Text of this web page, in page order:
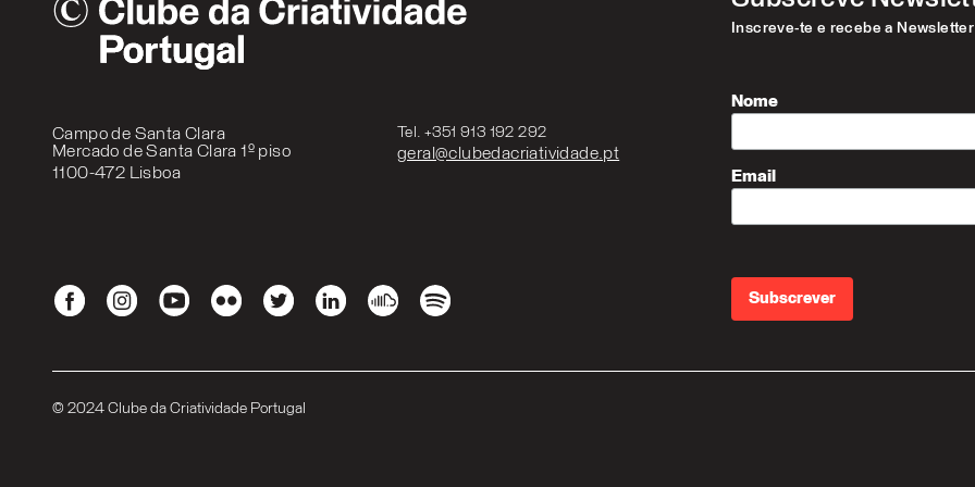
Campo de Santa Clara
Mercado de Santa Clara 1º piso
1100-472 Lisboa
Tel. +351 913 192 292
geral@clubedacriatividade.pt
Inscreve-te e recebe a
Nome
Email
© 2024 Clube da Criatividade Portugal